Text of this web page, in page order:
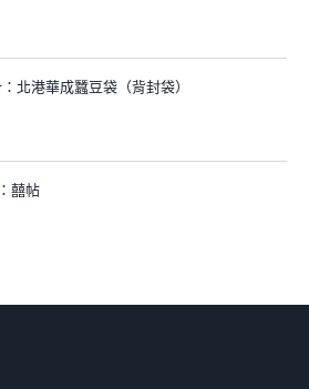
北港華成蠶豆袋（背封袋）
囍帖